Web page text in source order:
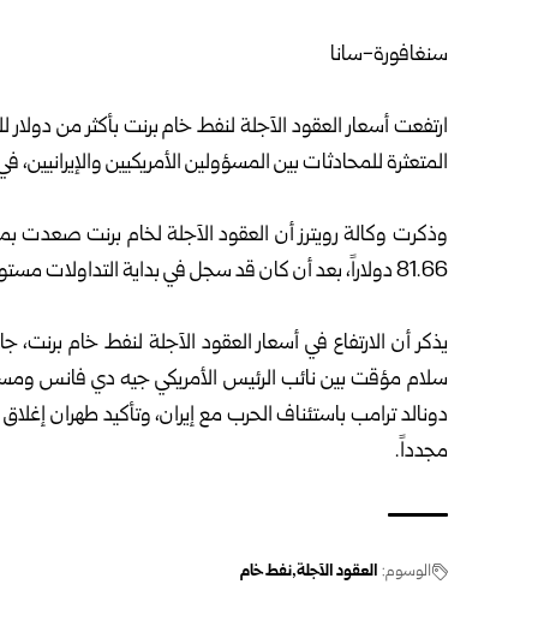
سنغافورة-سانا
ارتفعت أسعار العقود الآجلة لنفط خام برنت بأكثر من دولار
المتعثرة للمحادثات بين المسؤولين الأمريكيين
81.66 دولاراً، بعد أن كان قد سجل في بداية التداولات مستوى 82.30 دولاراً.
يذكر أن الارتفاع في أسعار العقود الآجلة لنفط خام
سلام مؤقت بين نائب الرئيس الأمريكي جيه دي فانس
دونالد ترامب باستئناف الحرب مع إيران، وتأكيد طهران
مجدداً.
الوسوم: العقود الآجلة نفط خام